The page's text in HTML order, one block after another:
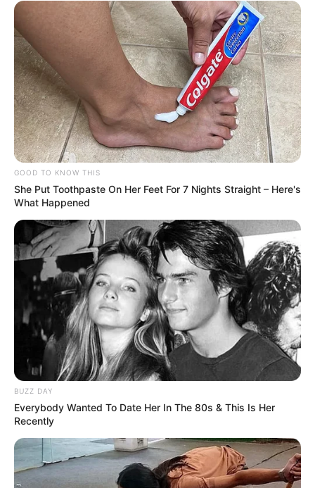
GOOD TO KNOW THIS
She Put Toothpaste On Her Feet For 7 Nights Straight – Here's
What Happened
BUZZ DAY
Everybody Wanted To Date Her In The 80s & This Is Her
Recently